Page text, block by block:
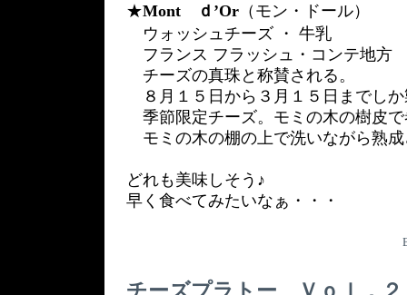
★Mont ｄ’Or （モン・ドール）
ウォッシュチーズ ・ 牛乳
フランス フラッシュ・コンテ地方
チーズの真珠と称賛される。
８月１５日から３月１５日までし
季節限定チーズ。モミの木の樹皮
モミの木の棚の上で洗いながら熟
どれも美味しそう♪
早く食べてみたいなぁ・・・